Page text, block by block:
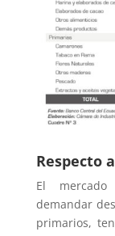
Respecto
El
demandar
primarios,